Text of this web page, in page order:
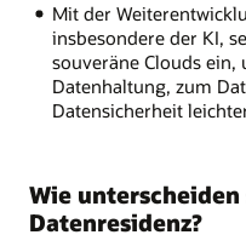
Mit der
insbesondere der KI,
souveräne Clouds ein,
Datenhaltung, zum
Datensicherheit
Wie
Datenresidenz?